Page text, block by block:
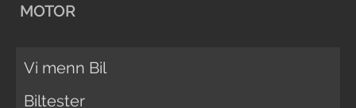
MOTOR
Vi menn Bil
Biltester